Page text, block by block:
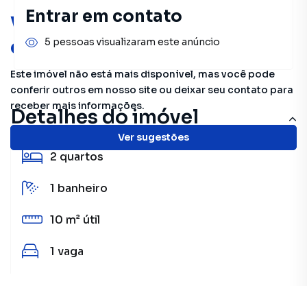
Você pode encontrar novas
oportunidades!
Este imóvel não está mais disponível, mas você pode
conferir outros em nosso site ou deixar seu contato para
receber mais informações.
Ver sugestões
Detalhes do imóvel
2 quartos
1 banheiro
10 m² útil
1 vaga
Entrar em contato
5 pessoas visualizaram este anúncio